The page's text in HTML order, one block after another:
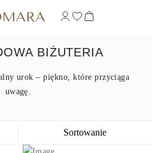
BIŻUTERIA
urok – piękno, które przyciąga
uwagę.
Sortowanie